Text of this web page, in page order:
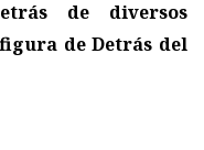
de diversos
de Detrás del